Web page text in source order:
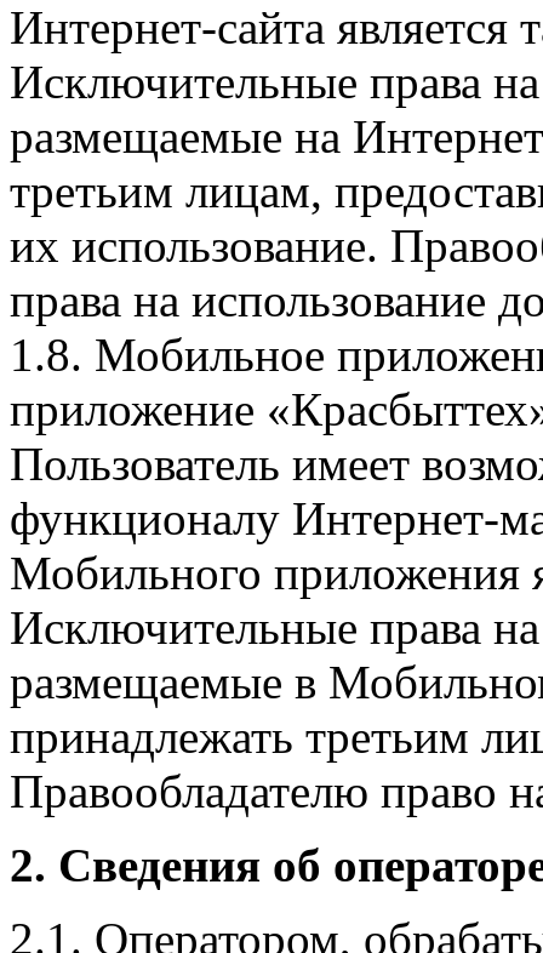
Интернет-сайта
Исключительные права
размещаемые на
третьим лицам,
их использование.
права на использование
1.8. Мобильное
приложение
Пользователь имеет
функционалу Интернет-
Мобильного приложения
Исключительные права
размещаемые в
принадлежать третьим
Правообладателю право
2. Сведения об
2.1. Оператором,